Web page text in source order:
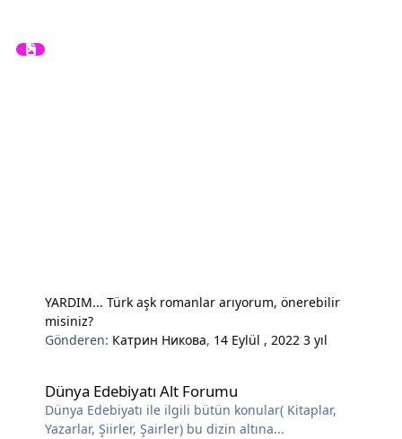
YARDIM... Türk aşk romanlar arıyorum, önerebilir
misiniz?
Gönderen: Катрин Никова, 14 Eylül , 20223 yıl
Dünya Edebiyatı Alt Forumu
Dünya Edebiyatı ile ilgili bütün konular( Kitaplar,
Yazarlar, Şiirler, Şairler) bu dizin altına...